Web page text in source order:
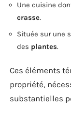
Une cuisine
crasse.
Située sur une
des plantes.
Ces éléments
propriété,
substantielles